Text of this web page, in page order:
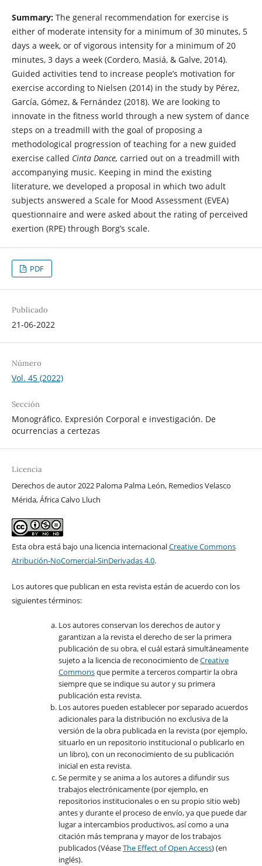
Summary: The general recommendation for exercise is
either of moderate intensity for a minimum of 30 minutes, 5
days a week, or of vigorous intensity for a minimum of 20
minutes, 3 days a week (Cordero, Masiá, & Galve, 2014).
Guided activities tend to increase people’s motivation for
exercise according to Nielsen (2014) in the study by Pérez,
García, Gómez, & Fernández (2018). We are looking to
innovate in the fitness world through a new system of dance
steps on a treadmill with the goal of proposing a
methodological progression of teaching for a new guided
exercise called Cinta Dance, carried out on a treadmill with
accompanying music. Keeping in mind the existing
literature, we developed a proposal in which two adult
subjects answered a Scale for Mood Assessment (EVEA)
questionnaire and were asked about the rating of perceived
exertion (RPE) through Borg’s scale.
PDF
Publicado
21-06-2022
Número
Vol. 45 (2022)
Sección
Monográfico. Expresión Corporal e investigación. De
ocurrencias a certezas
Licencia
Derechos de autor 2022 Paloma Palma León, Remedios Velasco
Mérida, África Calvo Lluch
Esta obra está bajo una licencia internacionalCreative Commons
Atribución-NoComercial-SinDerivadas 4.0.
Los autores que publican en esta revista están de acuerdo con los
siguientes términos:
Los autores conservan los derechos de autor y
garantizan a la revista el derecho de ser la primera
publicación de su obra, el cuál estará simultáneamente
sujeto a la licencia de reconocimiento deCreative
Commonsque permite a terceros compartir la obra
siempre que se indique su autor y su primera
publicación esta revista.
Los autores pueden establecer por separado acuerdos
adicionales para la distribución no exclusiva de la
versión de la obra publicada en la revista (por ejemplo,
situarlo en un repositorio institucional o publicarlo en
un libro), con un reconocimiento de su publicación
inicial en esta revista.
Se permite y se anima a los autores a difundir sus
trabajos electrónicamente (por ejemplo, en
repositorios institucionales o en su propio sitio web)
antes y durante el proceso de envío, ya que puede dar
lugar a intercambios productivos, así como a una
citación más temprana y mayor de los trabajos
publicados (VéaseThe Effect of Open Access) (en
inglés).